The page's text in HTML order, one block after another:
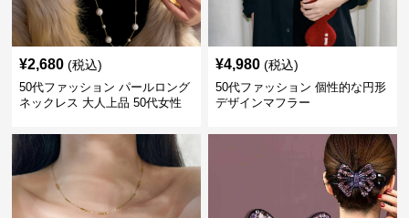
¥2,680 (税込)
50代ファッション パールロング
ネックレス 大人上品 50代女性
¥4,980 (税込)
50代ファッション 個性的な円形
デザインマフラー